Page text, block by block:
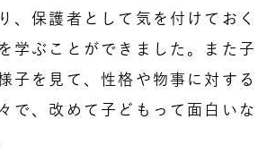
、保護者として気を付けておく
学ぶことができました。また子
子を見て、性格や物事に対する
で、改めて子どもって面白いな